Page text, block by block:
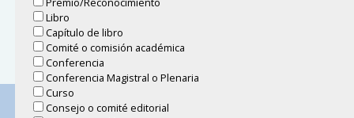
Libro
Capítulo de libro
Comité o comisión académica
Conferencia
Conferencia Magistral o Plenaria
Curso
Consejo o comité editorial
académicas
« 10 elementos anteriores
Contacto
Instituto de Matemáticas